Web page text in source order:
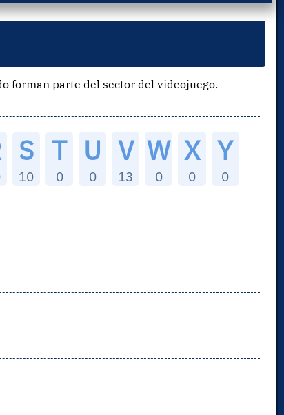
forman parte del sector del videojuego.
S
10
T
0
U
0
V
13
W
0
X
0
Y
0